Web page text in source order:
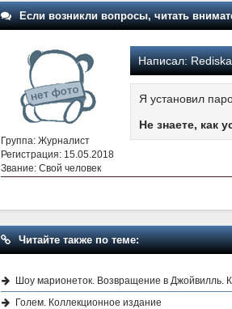
Если возникли вопросы, читать
Группа: Журналист
Регистрация: 15.05.2018
Звание: Свой человек
Написал:Rediska
Я установил
Не знаете, как
Читайте также по теме:
Шоу марионеток. Возвращение в Джойвилль.
Голем. Коллекционное издание